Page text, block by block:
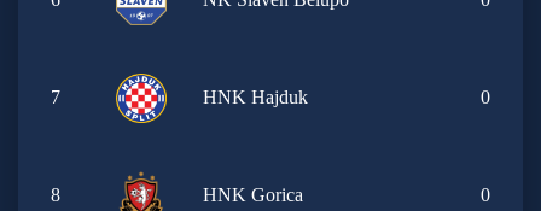
7 HNK Hajduk 0
8 HNK Gorica 0